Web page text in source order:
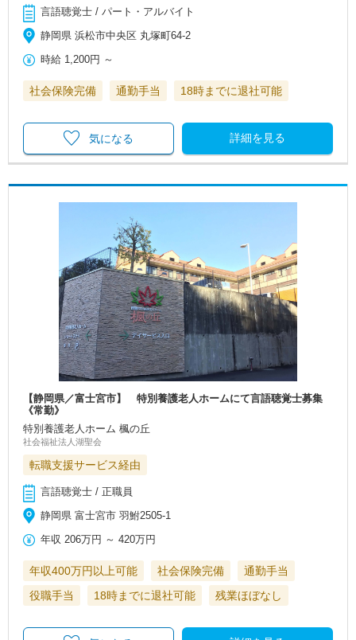
言語聴覚士 / パート・アルバイト
静岡県 浜松市中央区 丸塚町64-2
時給 1,200円 ～
社会保険完備 通勤手当 18時までに退社可能
詳細を見る
気になる
【静岡県／富士宮市】 特別養護老人ホームにて言語聴覚士募集
《常勤》
特別養護老人ホーム 楓の丘
社会福祉法人湖聖会
転職支援サービス経由
言語聴覚士 / 正職員
静岡県 富士宮市 羽鮒2505-1
年収 206万円 ～420万円
年収400万円以上可能 社会保険完備
通勤手当
役職手当
18時までに退社可能 残業ほぼなし